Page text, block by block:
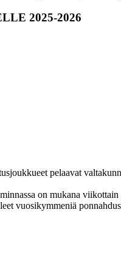
2025-2026
pelaavat
on mukana
vuosi­kymmeniä